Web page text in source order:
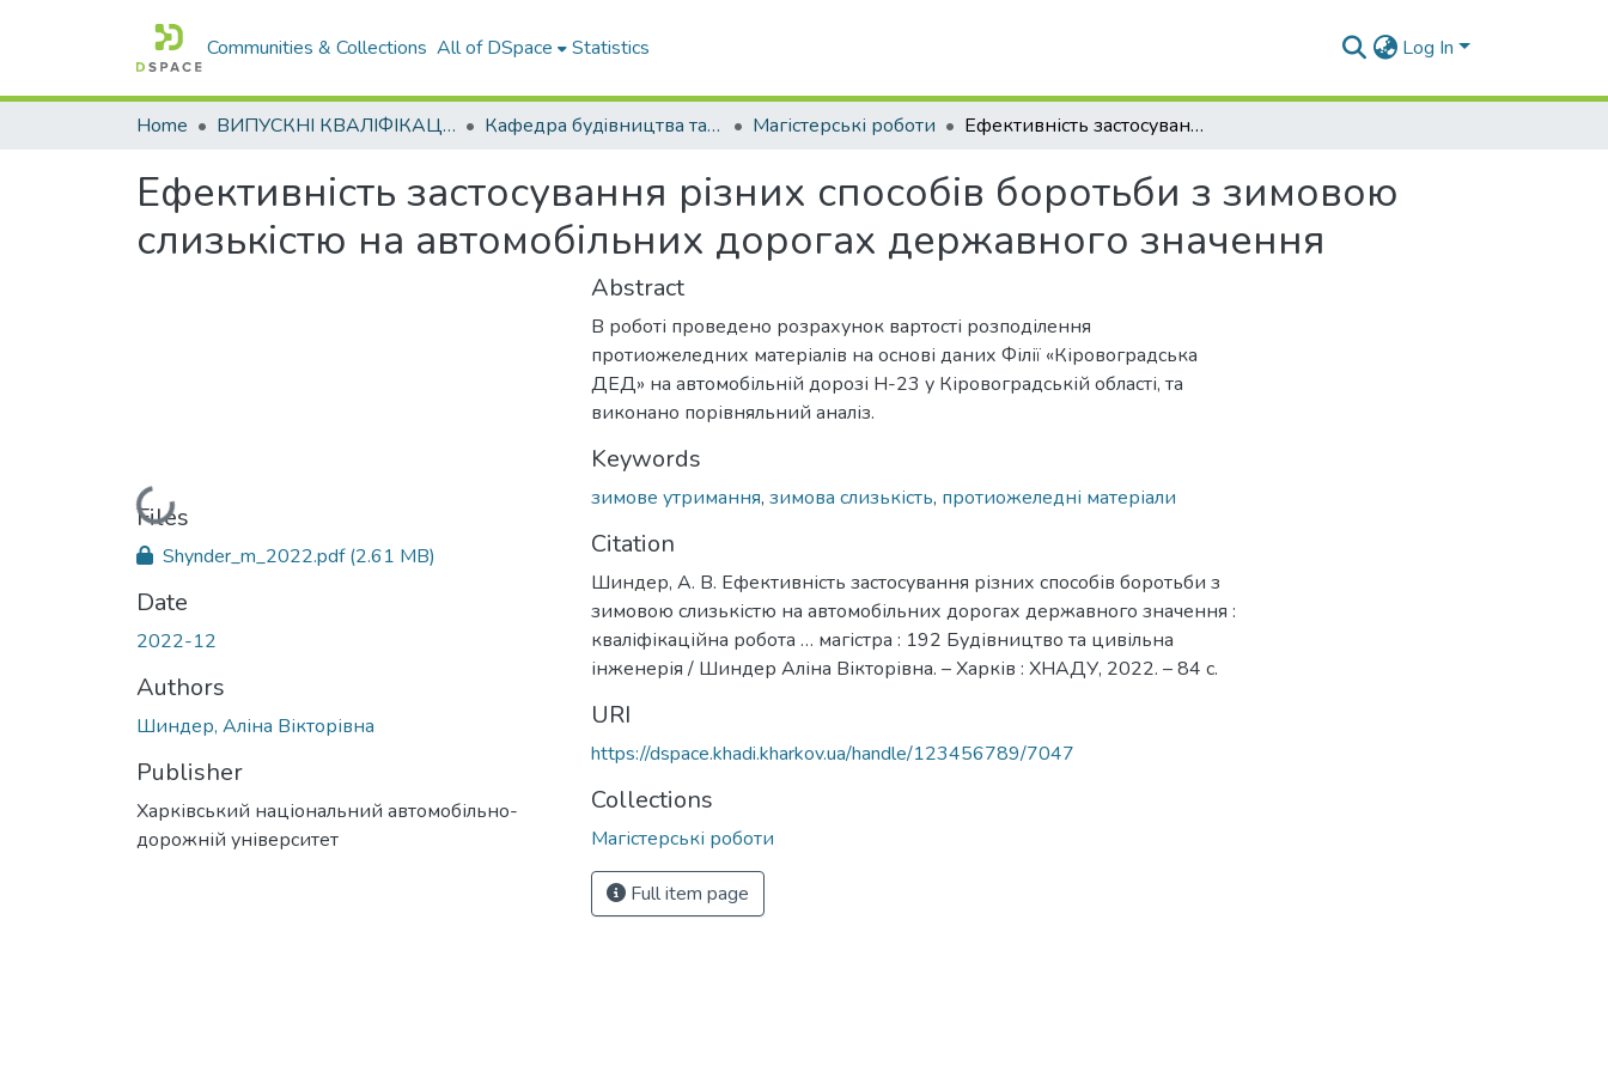
Communities & Collections All of DSpace Statistics Log In
Home ВИПУСКНІ КВАЛІФІКАЦІЙНІ РОБОТИ Кафедра будiвництва та експлуатацiї автомобiльних дорiг Магістерські роботи Ефективність застосування різних способів боротьби з зимовою слизькістю на автомобільних дорогах державного значення
Ефективність застосування різних способів боротьби з зимовою
слизькістю на автомобільних дорогах державного значення
Loading...
Files
Shynder_m_2022.pdf(2.61 MB)
Date
2022-12
Authors
Шиндер, Аліна Вікторівна
Publisher
Харківський національний автомобільно-
дорожній університет
Abstract
В роботі проведено розрахунок вартості розподілення
протиожеледних матеріалів на основі даних Філії «Кіровоградська
ДЕД» на автомобільній дорозі Н-23 у Кіровоградській області, та
виконано порівняльний аналіз.
Keywords
зимове утримання, зимова слизькість, протиожеледні матеріали
Citation
Шиндер, А. В. Ефективність застосування різних способів боротьби з
зимовою слизькістю на автомобільних дорогах державного значення :
кваліфікаційна робота … магістра : 192 Будівництво та цивільна
інженерія / Шиндер Аліна Вікторівна. – Харків : ХНАДУ, 2022. – 84 с.
URI
https://dspace.khadi.kharkov.ua/handle/123456789/7047
Collections
Магістерські роботи
Full item page